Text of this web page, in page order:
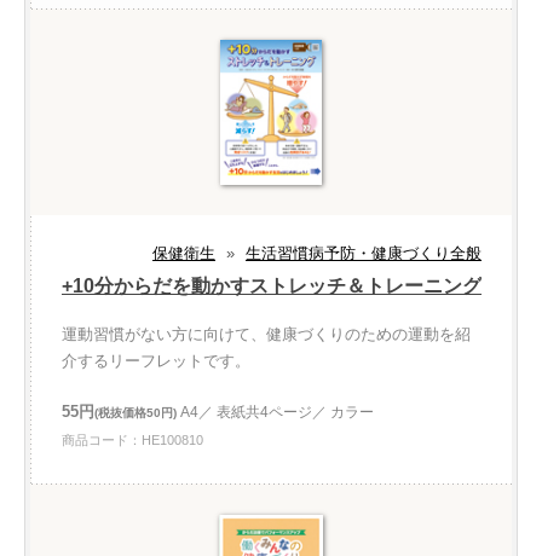
保健衛生 » 生活習慣病予防・健康づくり全般
+10分からだを動かすストレッチ＆トレーニング
運動習慣がない方に向けて、健康づくりのための運動を紹
介するリーフレットです。
55円(税抜価格50円) A4／ 表紙共4ページ／ カラー
商品コード：HE100810